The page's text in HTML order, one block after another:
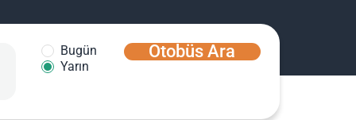
Bugün
Yarın
Otobüs Ara